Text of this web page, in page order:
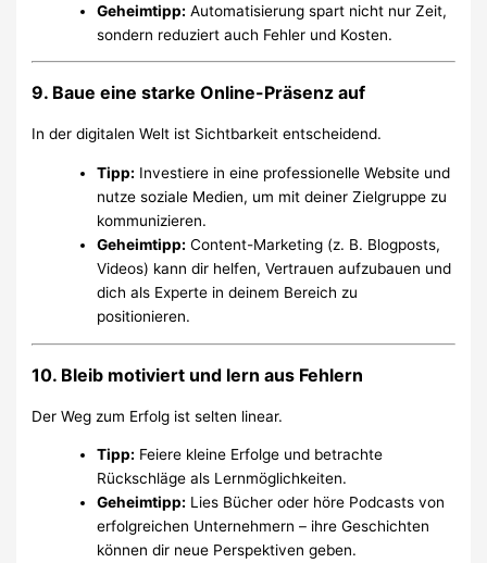
Geheimtipp: Automatisierung spart nicht nur Zeit,
sondern reduziert auch Fehler und Kosten.
9. Baue eine starke Online-Präsenz auf
In der digitalen Welt ist Sichtbarkeit entscheidend.
Tipp: Investiere in eine professionelle Website und
nutze soziale Medien, um mit deiner Zielgruppe zu
kommunizieren.
Geheimtipp: Content-Marketing (z. B. Blogposts,
Videos) kann dir helfen, Vertrauen aufzubauen und
dich als Experte in deinem Bereich zu
positionieren.
10. Bleib motiviert und lern aus Fehlern
Der Weg zum Erfolg ist selten linear.
Tipp: Feiere kleine Erfolge und betrachte
Rückschläge als Lernmöglichkeiten.
Geheimtipp: Lies Bücher oder höre Podcasts von
erfolgreichen Unternehmern – ihre Geschichten
können dir neue Perspektiven geben.